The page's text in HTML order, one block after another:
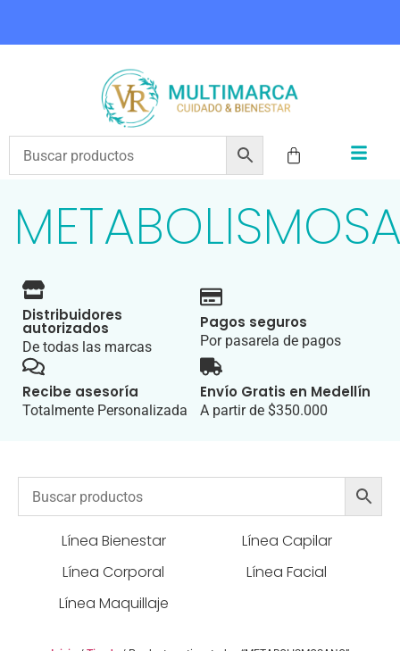
Distribuidores
autorizados
De todas las marcas
Pagos seguros
Por pasarela de pagos
Recibe asesoría
Totalmente Personalizada
Envío Gratis en Medellín
A partir de $350.000
Línea Bienestar
Línea Capilar
Línea Corporal
Línea Facial
Línea Maquillaje